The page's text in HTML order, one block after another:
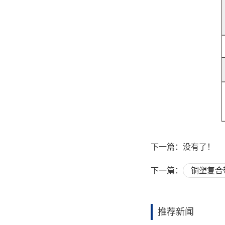
下一篇：没有了！
下一篇： 铜塑复合
推荐新闻